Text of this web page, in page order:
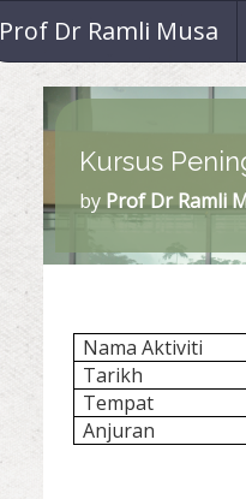
Prof Dr Ramli Musa
Kursus
by Prof Dr Ramli
Nama Aktiviti
Tarikh
Tempat
Anjuran